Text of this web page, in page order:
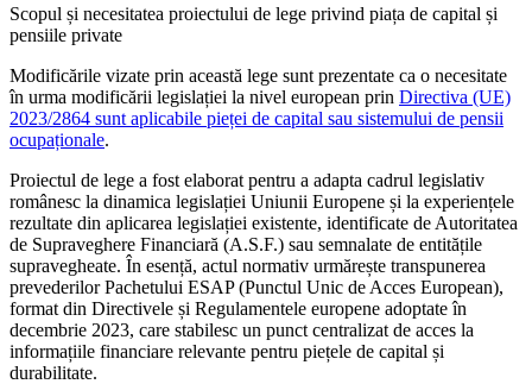
Scopul și necesitatea proiectului de lege privind piața de capital și
pensiile private
Modificările vizate prin această lege sunt prezentate ca o necesitate
în urma modificării legislației la nivel european prin Directiva (UE)
2023/2864 sunt aplicabile pieței de capital sau sistemului de pensii
ocupaționale.
Proiectul de lege a fost elaborat pentru a adapta cadrul legislativ
românesc la dinamica legislației Uniunii Europene și la experiențele
rezultate din aplicarea legislației existente, identificate de Autoritatea
de Supraveghere Financiară (A.S.F.) sau semnalate de entitățile
supravegheate. În esență, actul normativ urmărește transpunerea
prevederilor Pachetului ESAP (Punctul Unic de Acces European),
format din Directivele și Regulamentele europene adoptate în
decembrie 2023, care stabilesc un punct centralizat de acces la
informațiile financiare relevante pentru piețele de capital și
durabilitate.